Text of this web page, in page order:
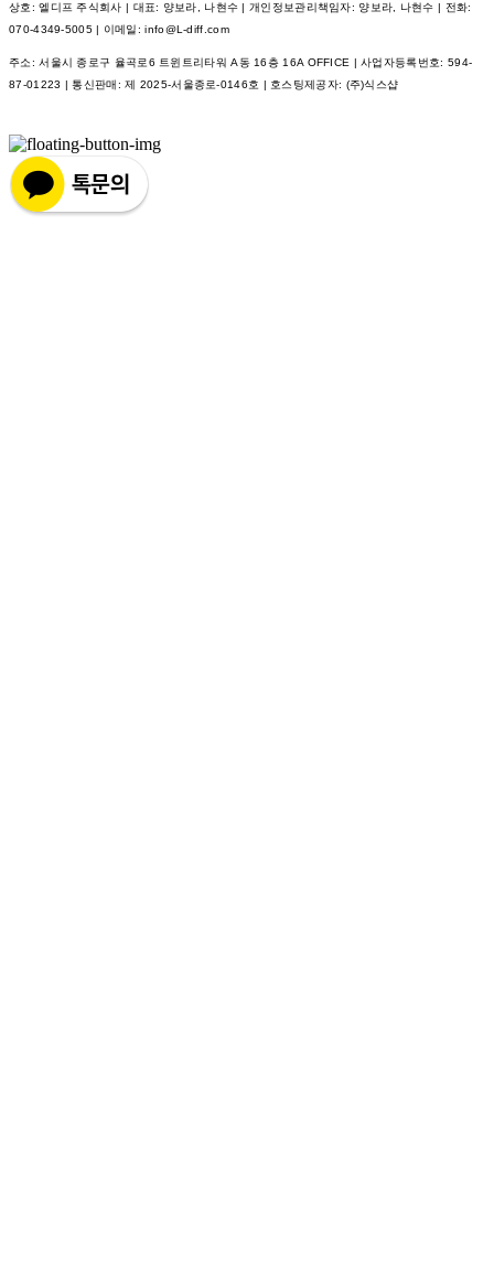
상호: 엘디프 주식회사 | 대표: 양보라, 나현수 | 개인정보관리책임자: 양보라, 나현수 | 전화:
070-4349-5005 | 이메일: info@L-diff.com
주소: 서울시 종로구 율곡로6 트윈트리타워 A동 16층 16A OFFICE | 사업자등록번호: 594-
87-01223 | 통신판매:제 2025-서울종로-0146호 | 호스팅제공자: (주)식스샵